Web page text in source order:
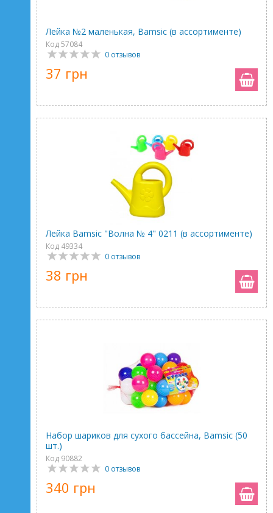
Лейка №2 маленькая, Bamsic (в ассортименте)
Код 57084
0 отзывов
37 грн
Лейка Bamsic "Волна № 4" 0211 (в ассортименте)
Код 49334
0 отзывов
38 грн
Набор шариков для сухого бассейна, Bamsic (50
шт.)
Код 90882
0 отзывов
340 грн